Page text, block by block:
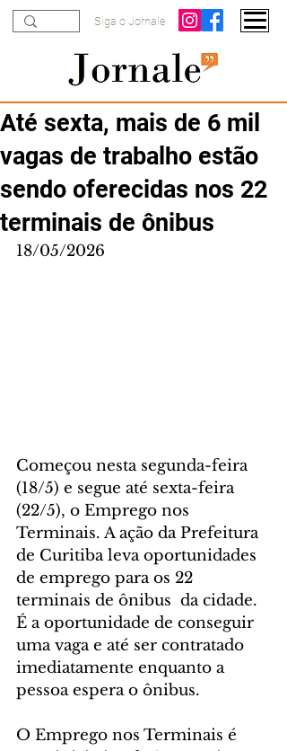
Siga o Jornale
Até sexta, mais de 6 mil
vagas de trabalho estão
sendo oferecidas nos 22
terminais de ônibus
18/05/2026
Começou nesta segunda-feira
(18/5) e segue até sexta-feira
(22/5), o Emprego nos
Terminais. A ação da Prefeitura
de Curitiba leva oportunidades
de emprego para os 22
terminais de ônibus  da cidade.
É a oportunidade de conseguir
uma vaga e até ser contratado
imediatamente enquanto a
pessoa espera o ônibus.
O Emprego nos Terminais é